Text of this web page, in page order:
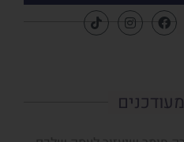
מעודכנים